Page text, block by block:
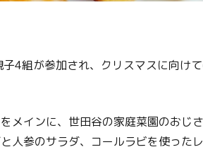
4組が参加され、クリスマスに向け
メインに、世田谷の家庭菜園のおじ
人参のサラダ、コールラビを使った